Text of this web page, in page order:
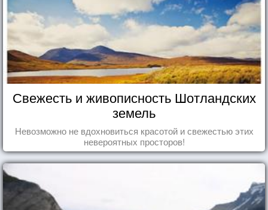
Свежесть и живописность Шотландских
земель
Невозможно не вдохновиться красотой и свежестью этих
невероятных просторов!